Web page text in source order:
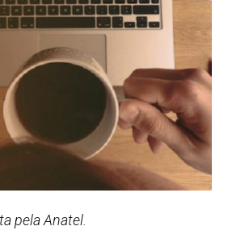
pela Anatel.